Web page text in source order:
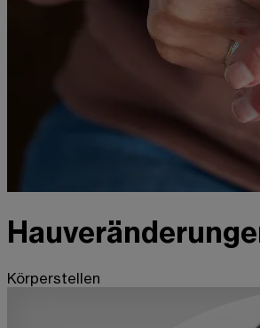
Körperstellen